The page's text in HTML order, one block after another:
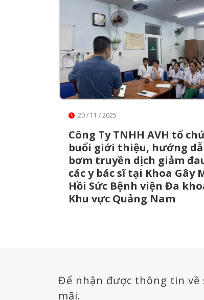
20 / 11 / 2025
Công Ty TNHH AVH tổ
buổi giới thiệu, hướng
bơm truyền dịch giảm
các y bác sĩ tại Khoa Gây
Hồi Sức Bệnh viện Đa
Khu vực Quảng Nam
Để nhận được thông tin
mãi.